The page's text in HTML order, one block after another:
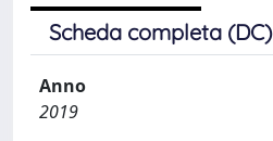
Scheda completa (DC)
Anno
2019